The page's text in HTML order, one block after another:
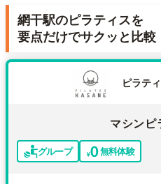
網干駅のピラティスを
要点だけでサクッと比較
ピラテ
マシンピ
グループ 無料体験